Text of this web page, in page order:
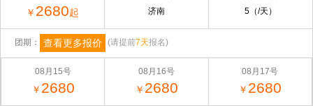
￥ 2680起
济南
5（/天）
团期： 查看更多报价 (请提前7天报名)
08月15号
￥ 2680
08月16号
￥ 2680
08月17号
￥ 2680